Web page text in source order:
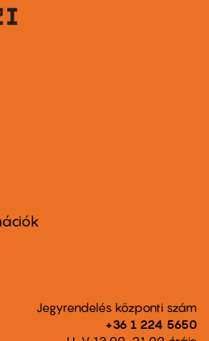
Jegyrendelés központi szám
+36 1 224 5650